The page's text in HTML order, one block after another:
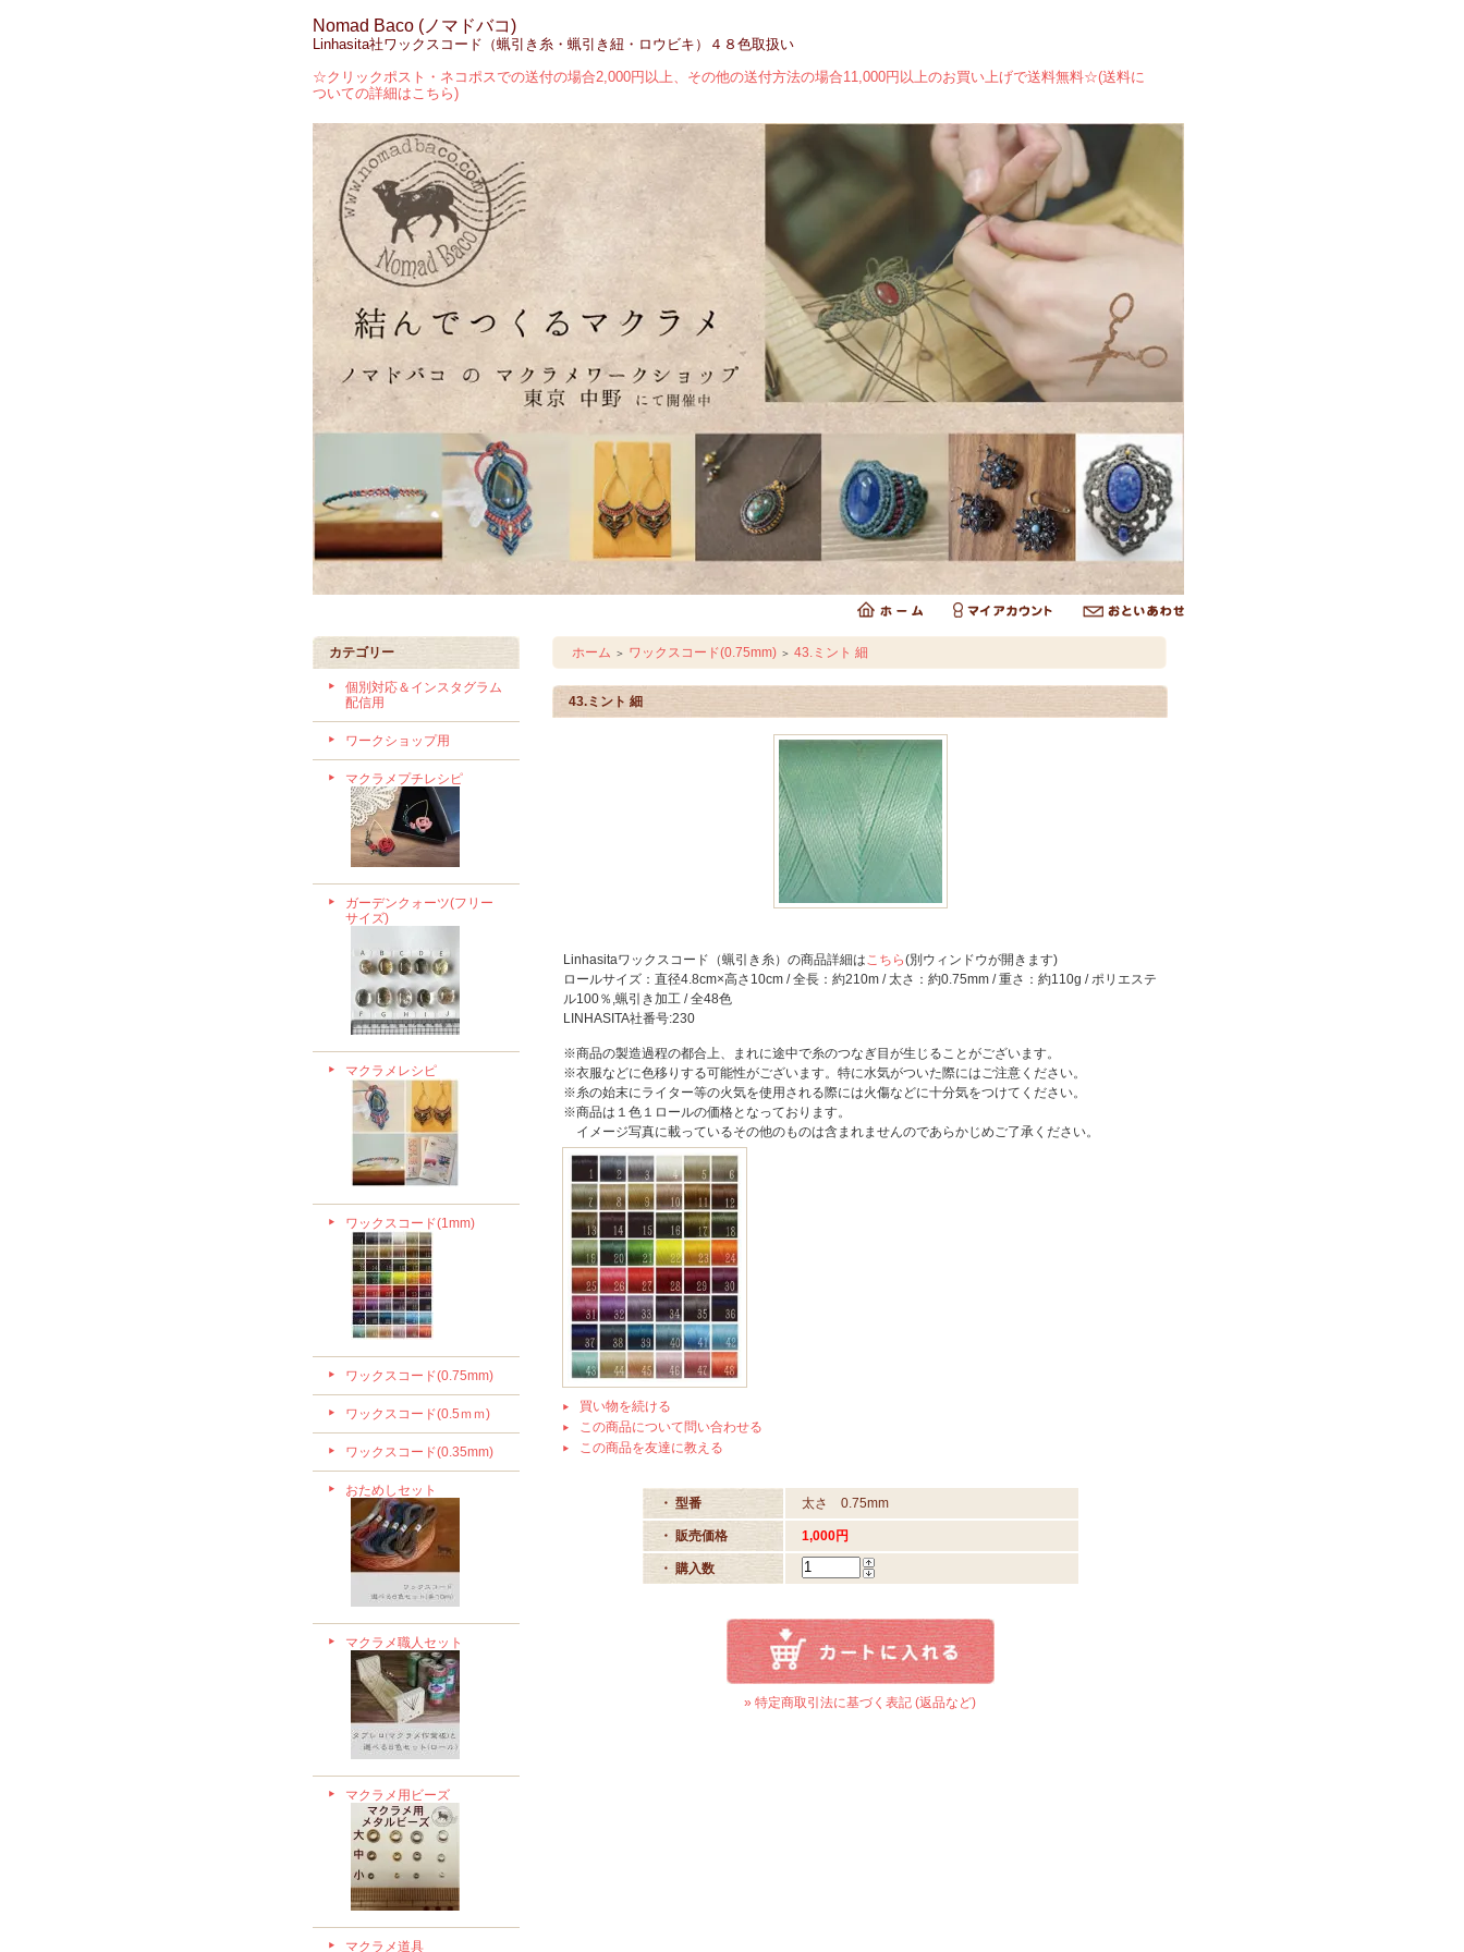
Nomad Baco (ノマドバコ)
Linhasita社ワックスコード（蝋引き糸・蝋引き紐・ロウビキ）４８色取扱い
☆クリックポスト・ネコポスでの送付の場合2,000円以上、その他の送付方法の場合11,000円以上のお買い上げで送料無料☆(送料に
ついての詳細はこちら)
カテゴリー
個別対応＆インスタグラム
配信用
ワークショップ用
マクラメプチレシピ
ガーデンクォーツ(フリー
サイズ)
マクラメレシピ
ワックスコード(1mm)
ワックスコード(0.75mm)
ワックスコード(0.5ｍｍ)
ワックスコード(0.35mm)
おためしセット
マクラメ職人セット
マクラメ用ビーズ
マクラメ道具
ホーム ＞ ワックスコード(0.75mm) ＞ 43.ミント 細
43.ミント 細
Linhasitaワックスコード（蝋引き糸）の商品詳細はこちら(別ウィンドウが開きます)
ロールサイズ：直径4.8cm×高さ10cm / 全長：約210m / 太さ：約0.75mm / 重さ：約110g / ポリエステ
ル100％,蝋引き加工 / 全48色
LINHASITA社番号:230
※商品の製造過程の都合上、まれに途中で糸のつなぎ目が生じることがございます。
※衣服などに色移りする可能性がございます。特に水気がついた際にはご注意ください。
※糸の始末にライター等の火気を使用される際には火傷などに十分気をつけてください。
※商品は１色１ロールの価格となっております。
イメージ写真に載っているその他のものは含まれませんのであらかじめご了承ください。
買い物を続ける
この商品について問い合わせる
この商品を友達に教える
・ 型番 太さ 0.75mm
・ 販売価格 1,000円
・ 購入数
» 特定商取引法に基づく表記 (返品など)